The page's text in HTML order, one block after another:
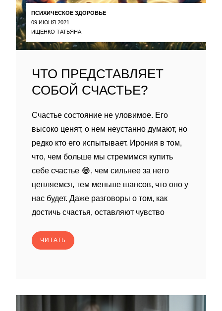
ПСИХИЧЕСКОЕ ЗДОРОВЬЕ
09 ИЮНЯ 2021
ИЩЕНКО ТАТЬЯНА
ЧТО ПРЕДСТАВЛЯЕТ
СОБОЙ СЧАСТЬЕ?
Счастье состояние не уловимое. Его
высоко ценят, о нем неустанно думают, но
редко кто его испытывает. Ирония в том,
что, чем больше мы стремимся купить
себе счастье 😂, чем сильнее за него
цепляемся, тем меньше шансов, что оно у
нас будет. Даже разговоры о том, как
достичь счастья, оставляют чувство
ЧИТАТЬ